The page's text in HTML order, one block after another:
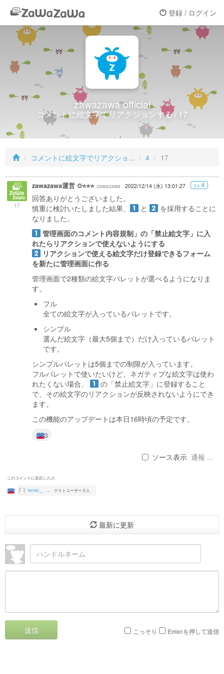
登録 / ログイン
zawazawa official
コメントに絵文字でリアクションする / 17
コメントに絵文字でリアクショ... 4 17
17
zawazawa運営 zawazawa 2022/12/14 (水) 13:01:27 >> 4
回答ありがとうございました。
慎重に検討いたしました結果、
と
を採用することに
なりました。
管理画面のコメント内容規制」の「禁止絵文字」に入
れたらリアクションで使えないようにする
リアクションで使える絵文字だけ登録できるフォーム
を新たに管理画面に作る
管理画面で2種類の絵文字パレットが選べるようになりま
す。
フル
全ての絵文字が入っているパレットです。
シンプル
選んだ絵文字（最大5個まで）だけ入っているパレット
です。
シンプルパレットは5個までの制限が入っています。
フルパレットで使いたいけど、ネガティブな絵文字は使わ
れたくない場合、
の「禁止絵文字」に登録すること
で、その絵文字のリアクションが反映されないようにでき
ます。
この機能のアップデートは本日16時頃の予定です。
3
ソース表示 通報 ...
このコメントに反応した人
Yochiki__ ゲストユーザー 2 人
最新に更新
送信 こっそり Enterを押して送信